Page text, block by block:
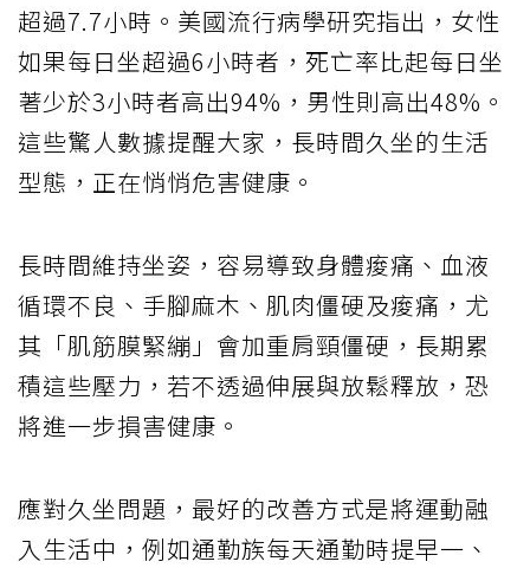
超過7.7小時。美國流行病學研究指出，女性
如果每日坐超過6小時者，死亡率比起每日坐
著少於3小時者高出94%，男性則高出48%。
這些驚人數據提醒大家，長時間久坐的生活
型態，正在悄悄危害健康。
長時間維持坐姿，容易導致身體痠痛、血液
循環不良、手腳麻木、肌肉僵硬及痠痛，尤
其「肌筋膜緊繃」會加重肩頸僵硬，長期累
積這些壓力，若不透過伸展與放鬆釋放，恐
將進一步損害健康。
應對久坐問題，最好的改善方式是將運動融
入生活中，例如通勤族每天通勤時提早一、